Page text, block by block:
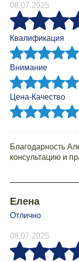
08.07.2025
Квалификация
Внимание
Цена-Качество
Благодарность
консультацию и
Елена
Отлично
08.07.2025